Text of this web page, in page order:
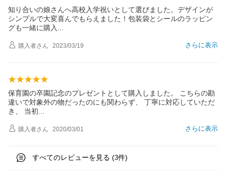
知り合いの娘さんへ高校入学祝いとして選びました。デザインが
シンプルで大変喜んでもらえました！包装袋とシールのラッピン
グも一緒に購入
さらに表示
購入者さん 2023/03/19
保育園の卒園記念のプレゼントとして購入しました。 こちらの勘
違いで対象外の物だったのにも関わらず、 丁寧に対応していただ
き、 当初
さらに表示
購入者さん 2020/03/01
すべてのレビューを見る (3件)